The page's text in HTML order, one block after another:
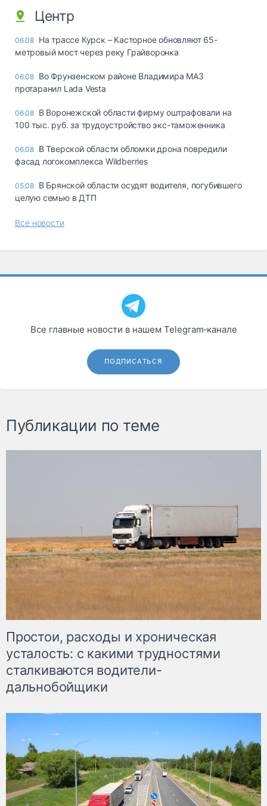
Центр
06.08 На трассе Курск – Касторное обновляют 65-
метровый мост через реку Грайворонка
06.08 Во Фрунзенском районе Владимира МАЗ
протаранил Lada Vesta
06.08 В Воронежской области фирму оштрафовали на
100 тыс. руб. за трудоустройство экс-таможенника
06.08 В Тверской области обломки дрона повредили
фасад логокомплекса Wildberries
05.08 В Брянской области осудят водителя, погубившего
целую семью в ДТП
Все новости
Все главные новости в нашем Telegram‑канале
ПОДПИСАТЬСЯ
Публикации по теме
Простои, расходы и хроническая
усталость: с какими трудностями
сталкиваются водители-
дальнобойщики